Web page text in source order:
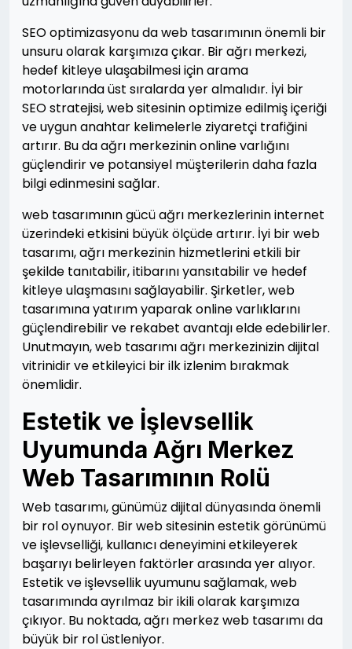
SEO optimizasyonu da web tasarımının önemli bir
unsuru olarak karşımıza çıkar. Bir ağrı merkezi,
hedef kitleye ulaşabilmesi için arama
motorlarında üst sıralarda yer almalıdır. İyi bir
SEO stratejisi, web sitesinin optimize edilmiş içeriği
ve uygun anahtar kelimelerle ziyaretçi trafiğini
artırır. Bu da ağrı merkezinin online varlığını
güçlendirir ve potansiyel müşterilerin daha fazla
bilgi edinmesini sağlar.
web tasarımının gücü ağrı merkezlerinin internet
üzerindeki etkisini büyük ölçüde artırır. İyi bir web
tasarımı, ağrı merkezinin hizmetlerini etkili bir
şekilde tanıtabilir, itibarını yansıtabilir ve hedef
kitleye ulaşmasını sağlayabilir. Şirketler, web
tasarımına yatırım yaparak online varlıklarını
güçlendirebilir ve rekabet avantajı elde edebilirler.
Unutmayın, web tasarımı ağrı merkezinizin dijital
vitrinidir ve etkileyici bir ilk izlenim bırakmak
önemlidir.
Estetik ve İşlevsellik
Uyumunda Ağrı Merkez
Web Tasarımının Rolü
Web tasarımı, günümüz dijital dünyasında önemli
bir rol oynuyor. Bir web sitesinin estetik görünümü
ve işlevselliği, kullanıcı deneyimini etkileyerek
başarıyı belirleyen faktörler arasında yer alıyor.
Estetik ve işlevsellik uyumunu sağlamak, web
tasarımında ayrılmaz bir ikili olarak karşımıza
çıkıyor. Bu noktada, ağrı merkez web tasarımı da
büyük bir rol üstleniyor.